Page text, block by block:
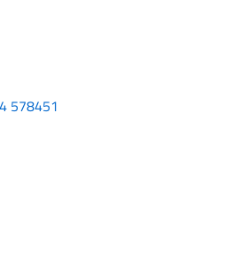
578451